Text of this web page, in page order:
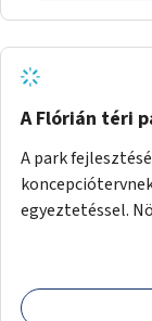
adatok
A Flórián téri
A park
egyeztetéssel.